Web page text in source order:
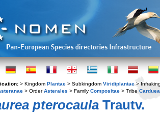
> Kingdom Plantae > Subkingdom Viridiplantae >
> OrderAsterales > Family Compositae > Tribe
pterocaula Trautv.